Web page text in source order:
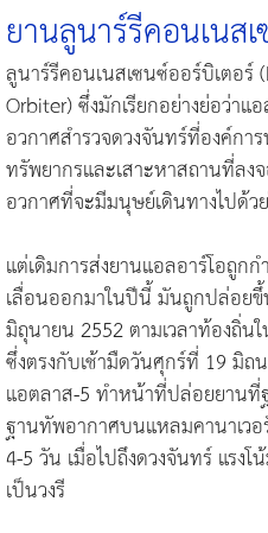
ยานลูนาร์รีคอนเนส
ลูนาร์รีคอนเนสเซนซ์ออร์บิเตอร์
Orbiter) ซึ่งมักเรียกอย่างย่อว่าแ
อวกาศสำรวจดวงจันทร์ที่องค์กา
ทรัพยากรและเสาะหาสถานที่ล
อวกาศที่จะมีมนุษย์เดินทางไปด้ว
แต่เดิมการส่งยานแอลอาร์โอถูก
เลื่อนออกมาในปีนี้ มันถูกปล่อย
มิถุนายน 2552 ตามเวลาท้องถิ่น
ซึ่งตรงกับเช้ามืดวันศุกร์ที่ 19 มิถ
แอตลาส-5 ทำหน้าที่ปล่อยยาน
ฐานทัพอากาศบนแหลมคานาเวอ
4-5 วัน เมื่อไปถึงดวงจันทร์ แรง
เป็นวงรี